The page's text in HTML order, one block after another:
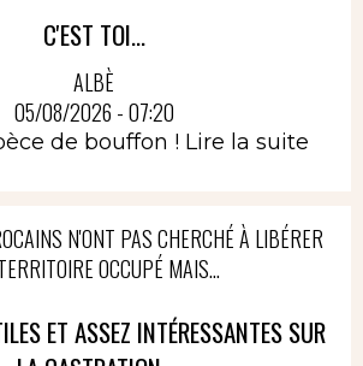
C'EST TOI...
ALBÈ
05/08/2026 - 07:20
de bouffon ! Lire la suite
N'ONT PAS CHERCHÉ À LIBÉRER
OCCUPÉ MAIS...
ET ASSEZ INTÉRESSANTES SUR